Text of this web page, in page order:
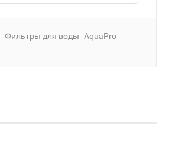
Фильтры для воды AquaPro